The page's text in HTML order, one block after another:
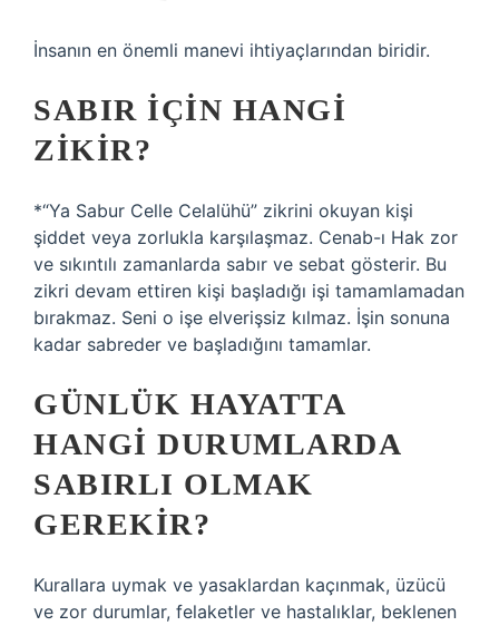
İnsanın en önemli manevi ihtiyaçlarından biridir.
SABIR IÇIN HANGI
ZIKIR?
*“Ya Sabur Celle Celalühü” zikrini okuyan kişi
şiddet veya zorlukla karşılaşmaz. Cenab-ı Hak zor
ve sıkıntılı zamanlarda sabır ve sebat gösterir. Bu
zikri devam ettiren kişi başladığı işi tamamlamadan
bırakmaz. Seni o işe elverişsiz kılmaz. İşin sonuna
kadar sabreder ve başladığını tamamlar.
GÜNLÜK HAYATTA
HANGI DURUMLARDA
SABIRLI OLMAK
GEREKIR?
Kurallara uymak ve yasaklardan kaçınmak, üzücü
ve zor durumlar, felaketler ve hastalıklar, beklenen